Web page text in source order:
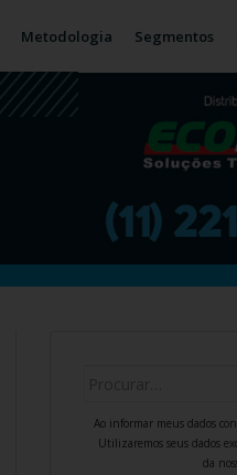
Metodologia Segmentos
Ao informar meus dados
Utilizaremos seus dados
da